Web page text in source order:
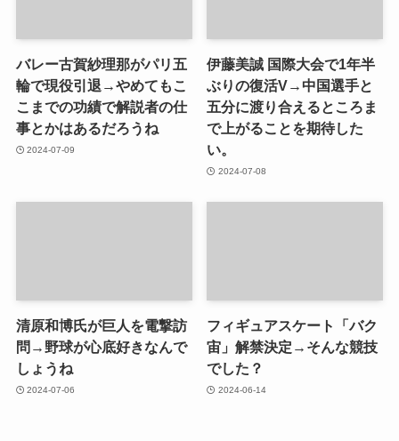
バレー古賀紗理那がパリ五
輪で現役引退→やめてもこ
こまでの功績で解説者の仕
事とかはあるだろうね
2024-07-09
伊藤美誠 国際大会で1年半
ぶりの復活V→中国選手と
五分に渡り合えるところま
で上がることを期待した
い。
2024-07-08
清原和博氏が巨人を電撃訪
問→野球が心底好きなんで
しょうね
2024-07-06
フィギュアスケート「バク
宙」解禁決定→そんな競技
でした？
2024-06-14